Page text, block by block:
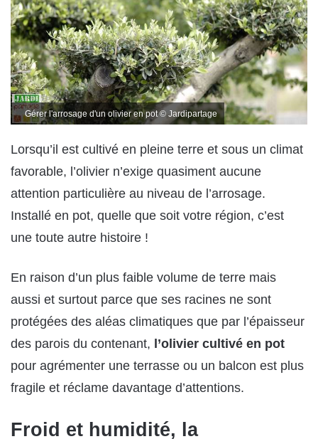
Gérer l'arrosage d'un olivier en pot © Jardipartage
Lorsqu’il est cultivé en pleine terre et sous un climat
favorable, l’olivier n’exige quasiment aucune
attention particulière au niveau de l’arrosage.
Installé en pot, quelle que soit votre région, c’est
une toute autre histoire !
En raison d’un plus faible volume de terre mais
aussi et surtout parce que ses racines ne sont
protégées des aléas climatiques que par l’épaisseur
des parois du contenant, l’olivier cultivé en pot
pour agrémenter une terrasse ou un balcon est plus
fragile et réclame davantage d’attentions.
Froid et humidité, la